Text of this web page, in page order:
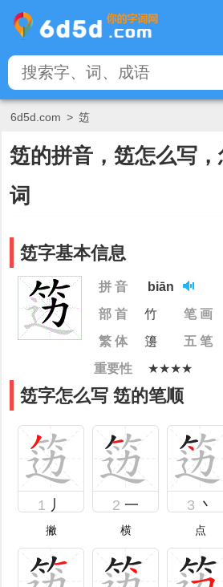
6d5d.com > 笾
笾的拼音，笾怎么写，
词
笾字基本信息
拼 音
biān
部 首
竹 笔 画
繁 体
籩 五 笔
重要性
★★★★
笾字怎么写 笾的笔顺
1 丿
撇
2 一
横
3 丶
点